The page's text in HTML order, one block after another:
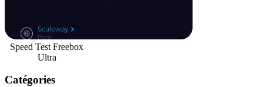
Speed Test Freebox
Ultra
Catégories